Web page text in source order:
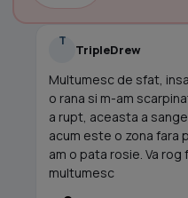
T
TripleDrew
Multumesc de sfat,
o rana si m-am
a rupt, aceasta a
acum este o zona fara
am o pata rosie. Va
multumesc